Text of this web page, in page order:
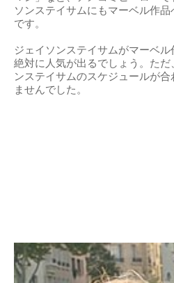
ソンステイサムにもマーベル作
です。
ジェイソンステイサムがマーベ
絶対に人気が出るでしょう。た
ンステイサムのスケジュールが
ませんでした。